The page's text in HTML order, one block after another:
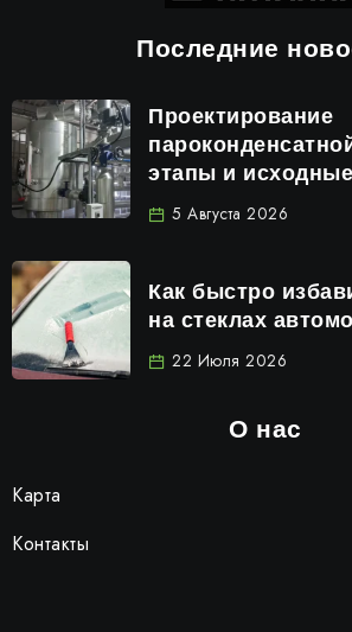
Последние
Проектирование
этапы и
5 Августа 2026
Как быстро
на стеклах
22 Июля 2026
О нас
Карта
Контакты